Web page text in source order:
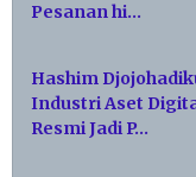
Pesanan hi…
Hashim
Industri Aset
Resmi Jadi P…